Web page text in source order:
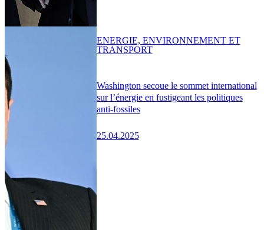
Washington secoue le sommet international
sur l’énergie en fustigeant les politiques
anti-fossiles
25.04.2025
ENERGIE, ENVIRONNEMENT ET
TRANSPORT